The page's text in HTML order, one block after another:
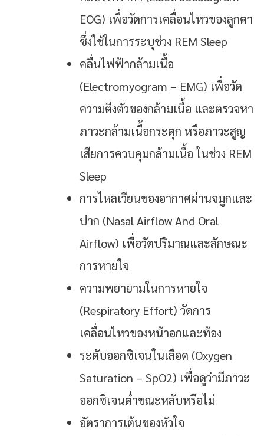
EOG) เพื่อวัดการเคลื่อนไหวของลูกตา
ซึ่งใช้ในการระบุช่วง REM Sleep
คลื่นไฟฟ้ากล้ามเนื้อ
(Electromyogram – EMG) เพื่อวัด
ความตึงตัวของกล้ามเนื้อ และตรวจหา
ภาวะกล้ามเนื้อกระตุก หรือภาวะสูญ
เสียการควบคุมกล้ามเนื้อ ในช่วง REM
Sleep
การไหลเวียนของอากาศผ่านจมูกและ
ปาก (Nasal Airflow And Oral
Airflow) เพื่อวัดปริมาณและลักษณะ
การหายใจ
ความพยายามในการหายใจ
(Respiratory Effort) วัดการ
เคลื่อนไหวของหน้าอกและท้อง
ระดับออกซิเจนในเลือด (Oxygen
Saturation – SpO2) เพื่อดูว่ามีภาวะ
ออกซิเจนต่ำขณะหลับหรือไม่
อัตราการเต้นของหัวใจ